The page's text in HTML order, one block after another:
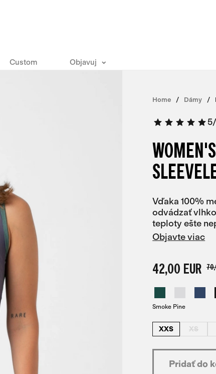
Custom Objavuj
Home Dámy
5
Vďaka 100%
odvádzať
teploty ešte
Objavte viac
42,00 EUR
Smoke Pine
XXS XS